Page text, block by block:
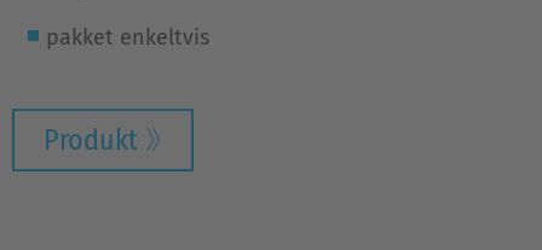
pakket enkeltvis
Produkt